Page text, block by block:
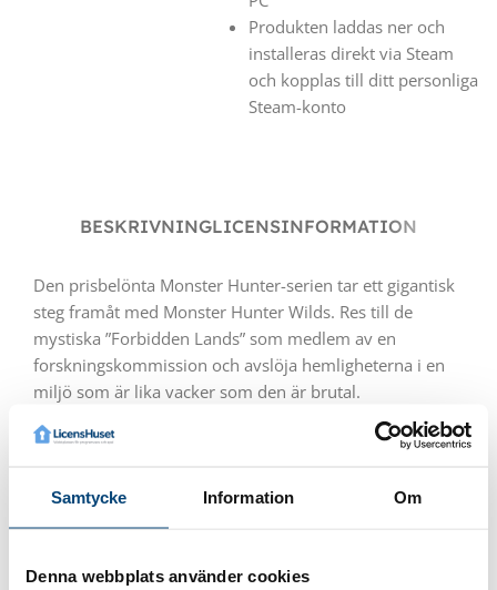
Samtycke Information Om
Denna webbplats använder cookies
Produkten laddas ner och
installeras direkt via Steam
och kopplas till ditt personliga
Steam-konto
BESKRIVNINGLICENSINFORMATION
Den prisbelönta Monster Hunter-serien tar ett gigantisk
steg framåt med Monster Hunter Wilds. Res till de
mystiska ”Forbidden Lands” som medlem av en
forskningskommission och avslöja hemligheterna i en
miljö som är lika vacker som den är brutal.
Det här är inte bara en jakt – det är en kamp mot
frodiga, livfulla slätter till härjade landskap präglade av
överleva.